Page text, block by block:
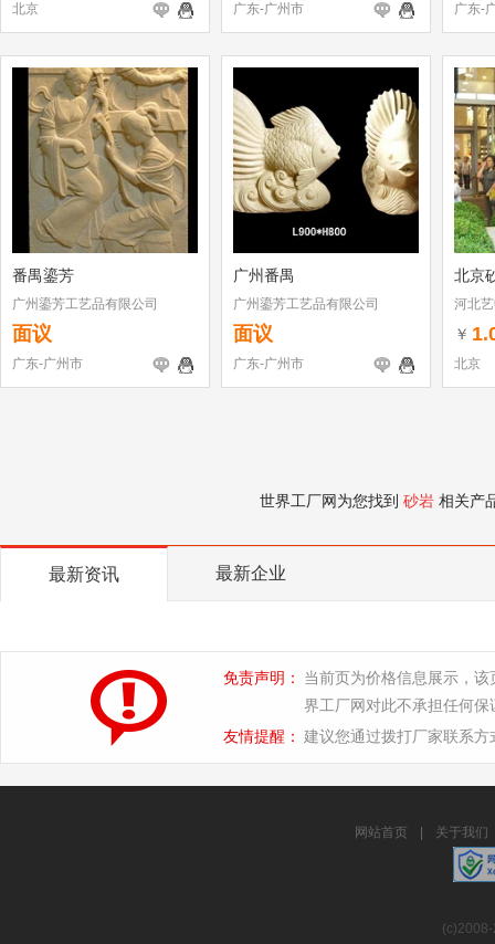
北京 广东-广州市 广东-
番禺鎏芳
广州鎏芳工艺品有限公司
面议
广东-广州市
广州番禺
广州鎏芳工艺品有限公司
面议
广东-广州市
北京
河北
司
￥
北京
世界工厂网为您找到 砂岩 相关产
最新资讯 最新企业
免责声明：
当前页为价格信息展示，
界工厂网对此不承担任何保
友情提醒： 建议您通过拨打厂家联系
网站首页 关于我们